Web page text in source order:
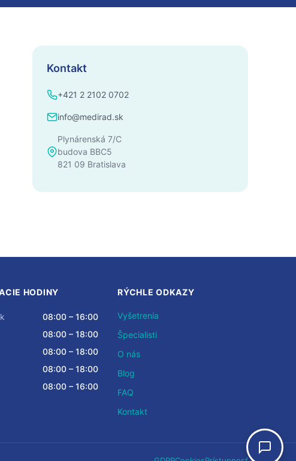
Kontakt
+421 2 2102 0702
info@medirad.sk
Plynárenská 7/C
budova BBC5
821 09 Bratislava
HODINY
08:00 – 16:00
08:00 – 18:00
08:00 – 18:00
08:00 – 18:00
08:00 – 16:00
RÝCHLE ODKAZY
Vyšetrenia
Špecialisti
O nás
Blog
FAQ
Kontakt